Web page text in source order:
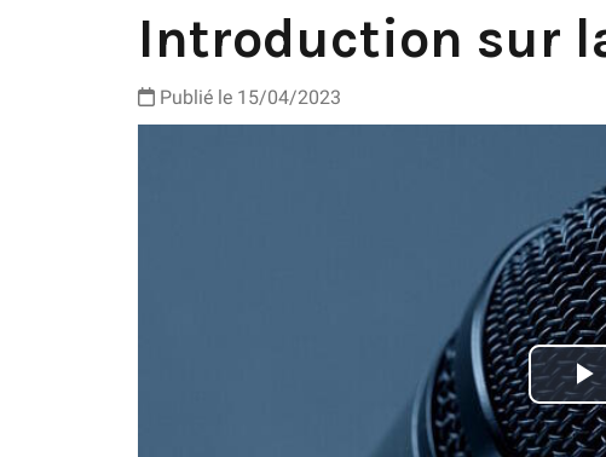
Introduction sur
Publié le 15/04/2023